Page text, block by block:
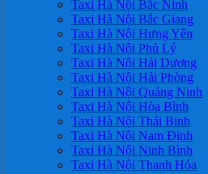
Taxi Hà Nội Bắc Ninh
Taxi Hà Nội Bắc Giang
Taxi Hà Nội Hưng Yên
Taxi Hà Nội Phủ Lý
Taxi Hà Nội Hải Dương
Taxi Hà Nội Hải Phòng
Taxi Hà Nội Quảng Ninh
Taxi Hà Nội Hòa Bình
Taxi Hà Nội Thái Binh
Taxi Hà Nội Nam Định
Taxi Hà Nội Ninh Bình
Taxi Hà Nội Thanh Hóa